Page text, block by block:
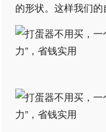
的形状。这样我们的